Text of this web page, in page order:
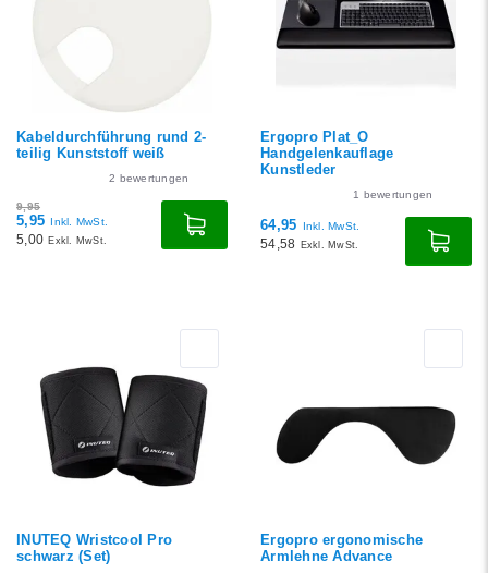
Kabeldurchführung rund 2-
teilig Kunststoff weiß
2 bewertungen
9,95
5,95 Inkl. MwSt.
5,00 Exkl. MwSt.
Ergopro Plat_O
Handgelenkauflage
Kunstleder
1 bewertungen
64,95 Inkl. MwSt.
54,58 Exkl. MwSt.
INUTEQ Wristcool Pro
schwarz (Set)
Ergopro ergonomische
Armlehne Advance